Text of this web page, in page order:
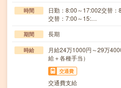
時間
日勤：8:00～17:002交替
交替：7:00～15:…
期間 長期
時給
月給24万1000円～29万
給＋各種手当）
交通費
交通費支給